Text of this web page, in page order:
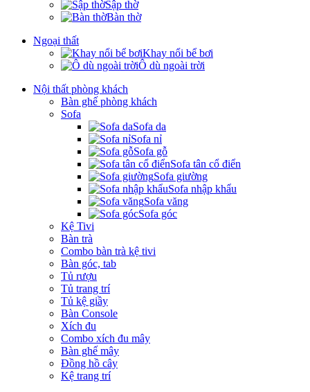
Sập thờ
Bàn thờ
Ngoại thất
Khay nổi bể bơi
Ô dù ngoài trời
Nội thất phòng khách
Bàn ghế phòng khách
Sofa
Sofa da
Sofa nỉ
Sofa gỗ
Sofa tân cổ điển
Sofa giường
Sofa nhập khẩu
Sofa văng
Sofa góc
Kệ Tivi
Bàn trà
Combo bàn trà kệ tivi
Bàn góc, tab
Tủ rượu
Tủ trang trí
Tủ kệ giầy
Bàn Console
Xích đu
Combo xích đu mây
Bàn ghế mây
Đồng hồ cây
Kệ trang trí